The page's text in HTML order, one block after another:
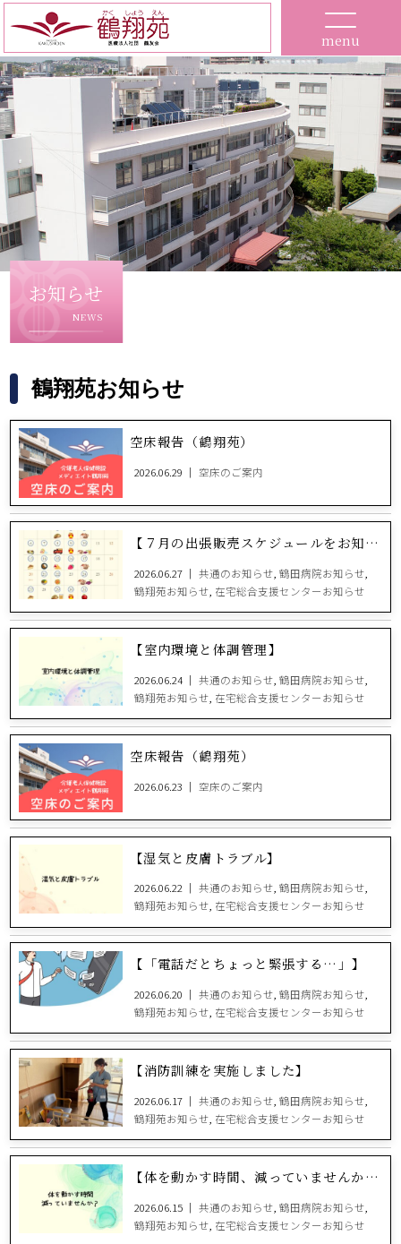
menu
お知らせ
NEWS
鶴翔苑お知らせ
空床報告（鶴翔苑）
2026.06.29 ｜ 空床のご案内
【７月の出張販売スケジュールをお知らせします！】
2026.06.27 ｜共通のお知らせ ,鶴田病院お知らせ
鶴翔苑お知らせ 在宅総合支援センターお知らせ
【室内環境と体調管理】
2026.06.24 ｜共通のお知らせ ,鶴田病院お知らせ
鶴翔苑お知らせ 在宅総合支援センターお知らせ
空床報告（鶴翔苑）
2026.06.23 ｜ 空床のご案内
【湿気と皮膚トラブル】
2026.06.22 ｜共通のお知らせ ,鶴田病院お知らせ
鶴翔苑お知らせ 在宅総合支援センターお知らせ
【「電話だとちょっと緊張する…」】
2026.06.20 ｜共通のお知らせ ,鶴田病院お知らせ
鶴翔苑お知らせ 在宅総合支援センターお知らせ
【消防訓練を実施しました】
2026.06.17 ｜共通のお知らせ ,鶴田病院お知らせ
鶴翔苑お知らせ 在宅総合支援センターお知らせ
【体を動かす時間、減っていませんか？】
2026.06.15 ｜共通のお知らせ ,鶴田病院お知らせ
鶴翔苑お知らせ 在宅総合支援センターお知らせ